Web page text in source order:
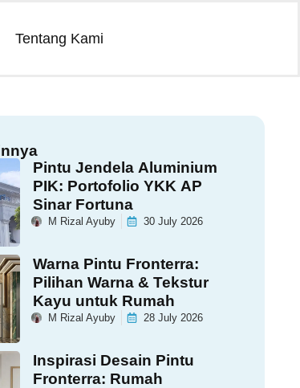
Tentang Kami
Pintu Jendela Aluminium
PIK: Portofolio YKK AP
Sinar Fortuna
M Rizal Ayuby 30 July 2026
Warna Pintu Fronterra:
Pilihan Warna & Tekstur
Kayu untuk Rumah
M Rizal Ayuby 28 July 2026
Inspirasi Desain Pintu
Fronterra: Rumah